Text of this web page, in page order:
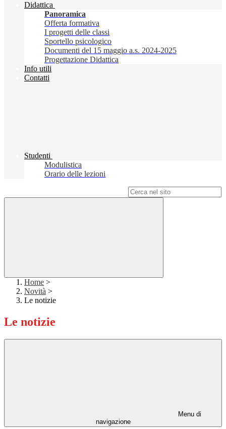
Didattica
Panoramica
Offerta formativa
I progetti delle classi
Sportello psicologico
Documenti del 15 maggio a.s. 2024-2025
Progettazione Didattica
Info utili
Contatti
Studenti
Modulistica
Orario delle lezioni
Home >
Novità >
Le notizie
Le notizie
Menu di
navigazione